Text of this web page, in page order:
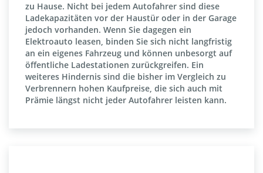
zu Hause. Nicht bei jedem Autofahrer sind diese
Ladekapazitäten vor der Haustür oder in der Garage
jedoch vorhanden. Wenn Sie dagegen ein
Elektroauto leasen, binden Sie sich nicht langfristig
an ein eigenes Fahrzeug und können unbesorgt auf
öffentliche Ladestationen zurückgreifen. Ein
weiteres Hindernis sind die bisher im Vergleich zu
Verbrennern hohen Kaufpreise, die sich auch mit
Prämie längst nicht jeder Autofahrer leisten kann.